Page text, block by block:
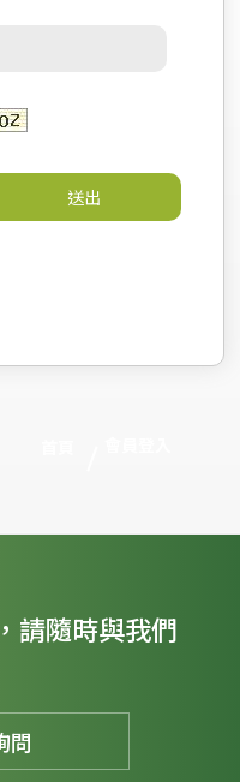
送出
請隨時與我們
問